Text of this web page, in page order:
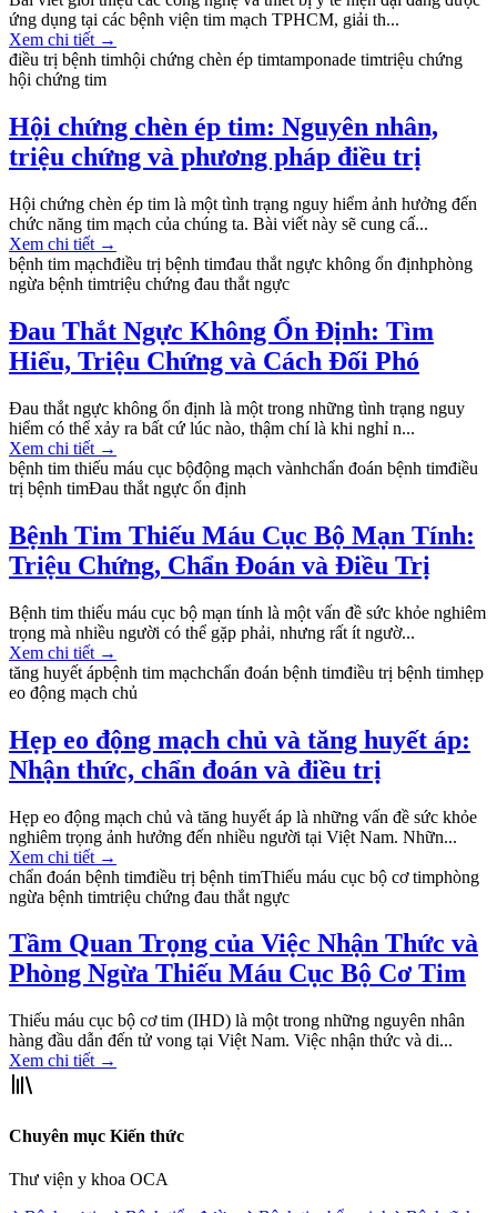
ứng dụng tại các bệnh viện tim mạch TPHCM, giải th...
Xem chi tiết →
điều trị bệnh timhội chứng chèn ép timtamponade timtriệu chứng
hội chứng tim
Hội chứng chèn ép tim: Nguyên nhân,
triệu chứng và phương pháp điều trị
Hội chứng chèn ép tim là một tình trạng nguy hiểm ảnh hưởng đến
chức năng tim mạch của chúng ta. Bài viết này sẽ cung cấ...
Xem chi tiết →
bệnh tim mạchđiều trị bệnh timđau thắt ngực không ổn địnhphòng
ngừa bệnh timtriệu chứng đau thắt ngực
Đau Thắt Ngực Không Ổn Định: Tìm
Hiểu, Triệu Chứng và Cách Đối Phó
Đau thắt ngực không ổn định là một trong những tình trạng nguy
hiểm có thể xảy ra bất cứ lúc nào, thậm chí là khi nghỉ n...
Xem chi tiết →
bệnh tim thiếu máu cục bộđộng mạch vànhchẩn đoán bệnh timđiều
trị bệnh timĐau thắt ngực ổn định
Bệnh Tim Thiếu Máu Cục Bộ Mạn Tính:
Triệu Chứng, Chẩn Đoán và Điều Trị
Bệnh tim thiếu máu cục bộ mạn tính là một vấn đề sức khỏe nghiêm
trọng mà nhiều người có thể gặp phải, nhưng rất ít ngườ...
Xem chi tiết →
tăng huyết ápbệnh tim mạchchẩn đoán bệnh timđiều trị bệnh timhẹp
eo động mạch chủ
Hẹp eo động mạch chủ và tăng huyết áp:
Nhận thức, chẩn đoán và điều trị
Hẹp eo động mạch chủ và tăng huyết áp là những vấn đề sức khỏe
nghiêm trọng ảnh hưởng đến nhiều người tại Việt Nam. Nhữn...
Xem chi tiết →
chẩn đoán bệnh timđiều trị bệnh timThiếu máu cục bộ cơ timphòng
ngừa bệnh timtriệu chứng đau thắt ngực
Tầm Quan Trọng của Việc Nhận Thức và
Phòng Ngừa Thiếu Máu Cục Bộ Cơ Tim
Thiếu máu cục bộ cơ tim (IHD) là một trong những nguyên nhân
hàng đầu dẫn đến tử vong tại Việt Nam. Việc nhận thức và di...
Xem chi tiết →
Chuyên mục Kiến thức
Thư viện y khoa OCA